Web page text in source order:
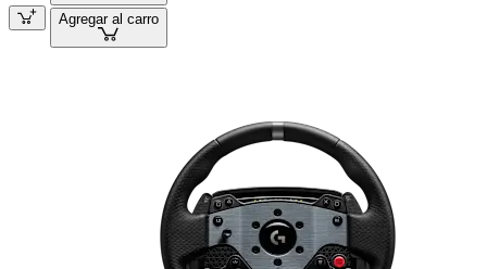
Agregar al carro